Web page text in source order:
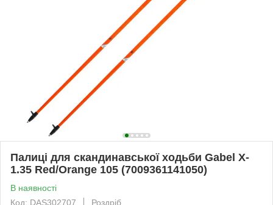
Палиці для скандинавської ходьби Gabel X-
1.35 Red/Orange 105 (7009361141050)
В наявності
Код: DAS302707
Роздріб